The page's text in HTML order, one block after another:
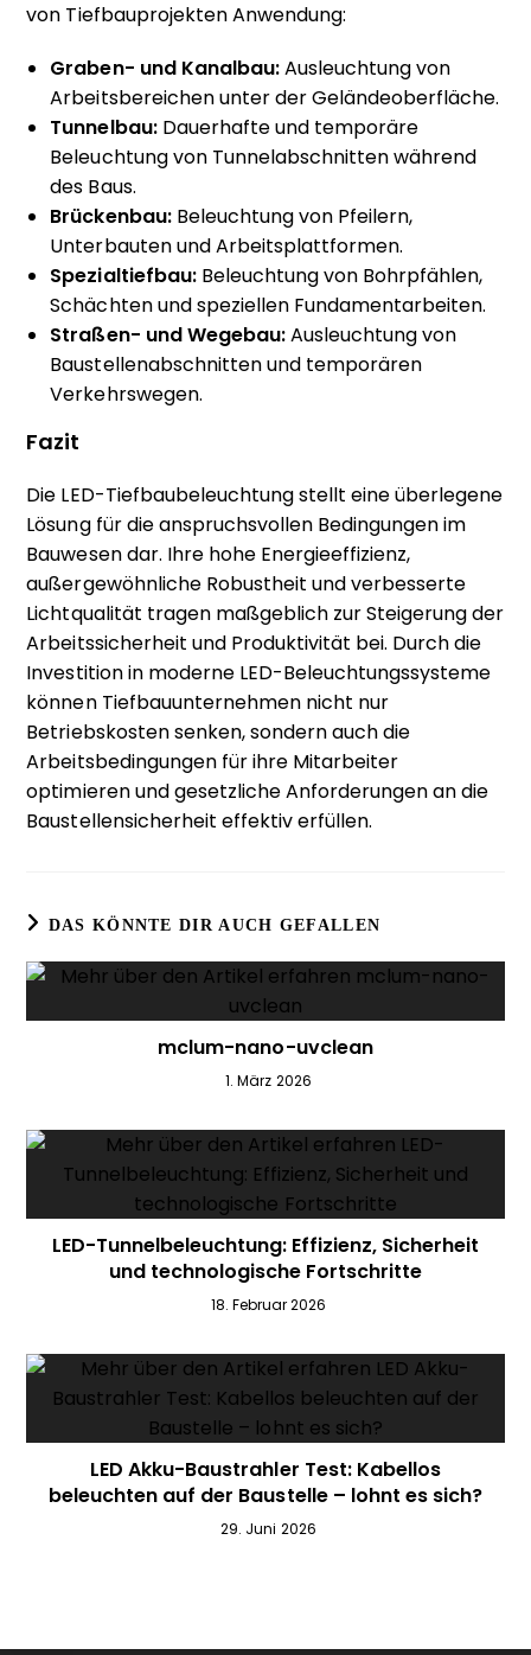
von Tiefbauprojekten Anwendung:
Graben- und Kanalbau:Ausleuchtung von
Arbeitsbereichen unter der Geländeoberfläche.
Tunnelbau:Dauerhafte und temporäre
Beleuchtung von Tunnelabschnitten während
des Baus.
Brückenbau:Beleuchtung von Pfeilern,
Unterbauten und Arbeitsplattformen.
Spezialtiefbau:Beleuchtung von Bohrpfählen,
Schächten und speziellen Fundamentarbeiten.
Straßen- und Wegebau:Ausleuchtung von
Baustellenabschnitten und temporären
Verkehrswegen.
Fazit
Die LED-Tiefbaubeleuchtung stellt eine überlegene
Lösung für die anspruchsvollen Bedingungen im
Bauwesen dar. Ihre hohe Energieeffizienz,
außergewöhnliche Robustheit und verbesserte
Lichtqualität tragen maßgeblich zur Steigerung der
Arbeitssicherheit und Produktivität bei. Durch die
Investition in moderne LED-Beleuchtungssysteme
können Tiefbauunternehmen nicht nur
Betriebskosten senken, sondern auch die
Arbeitsbedingungen für ihre Mitarbeiter
optimieren und gesetzliche Anforderungen an die
Baustellensicherheit effektiv erfüllen.
DAS KÖNNTE DIR AUCH GEFALLEN
mclum-nano-uvclean
1. März 2026
LED-Tunnelbeleuchtung: Effizienz, Sicherheit
und technologische Fortschritte
18. Februar 2026
LED Akku-Baustrahler Test: Kabellos
beleuchten auf der Baustelle – lohnt es sich?
29. Juni 2026